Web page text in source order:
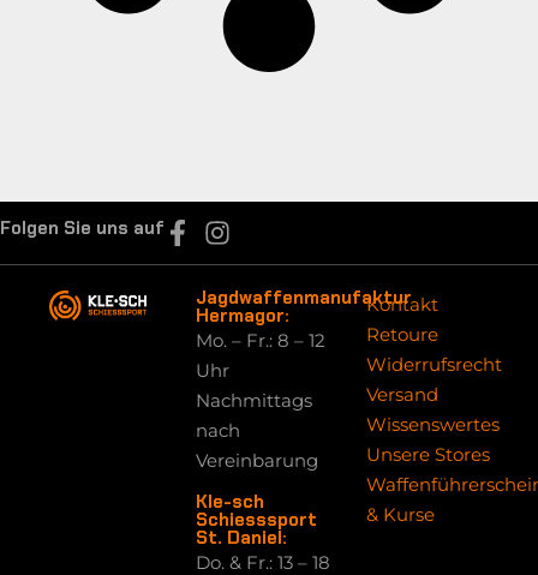
Folgen Sie uns auf
Jagdwaffenmanufaktur
Hermagor:
Mo. – Fr.: 8 – 12
Uhr
Nachmittags
nach
Vereinbarung
Kle-sch
Schiesssport
St. Daniel:
Do. & Fr.: 13 – 18
Kontakt
Retoure
Widerrufsrecht
Versand
Wissenswertes
Unsere Stores
& Kurse